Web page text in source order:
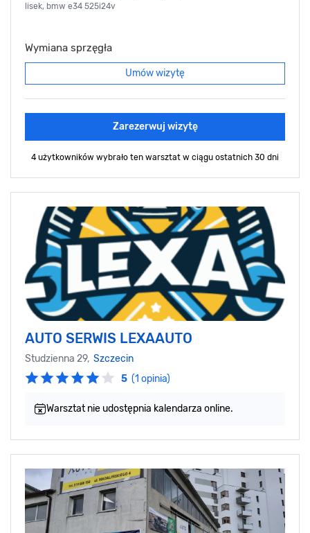
lisek, bmw e34 525i24v
Wymiana sprzęgła
Umów wizytę
Zarezerwuj wizytę
4 użytkowników wybrało ten warsztat w ciągu ostatnich 30 dni
AUTO SERWIS LEXAAUTO
Studzienna 29, Szczecin
5 (1 opinia)
Warsztat nie udostępnia kalendarza online.